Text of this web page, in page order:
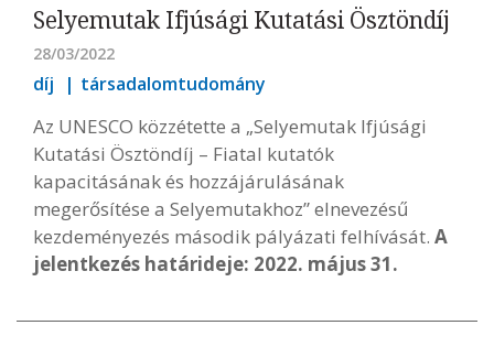
Selyemutak Ifjúsági Kutatási Ösztöndíj
28/03/2022
díj társadalomtudomány
Az UNESCO közzétette a „Selyemutak Ifjúsági
Kutatási Ösztöndíj – Fiatal kutatók
kapacitásának és hozzájárulásának
megerősítése a Selyemutakhoz” elnevezésű
kezdeményezés második pályázati felhívását. A
jelentkezés határideje: 2022. május 31.